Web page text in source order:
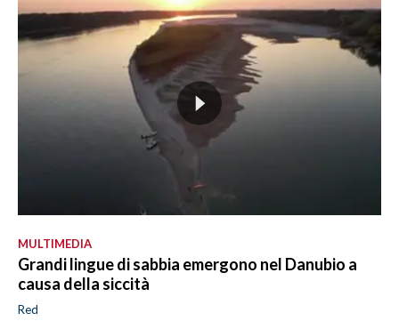
MULTIMEDIA
Grandi lingue di sabbia emergono nel Danubio a
causa della siccità
Red